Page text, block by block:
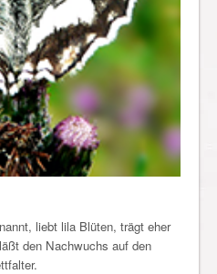
liebt lila Blüten, trägt eher
den Nachwuchs auf den